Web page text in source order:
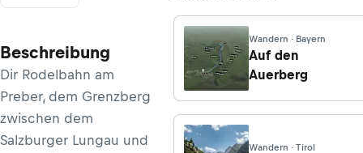
Beschreibung
Dir Rodelbahn am
Preber, dem Grenzberg
zwischen dem
Salzburger Lungau und
Wandern · Bayern
Auf den
Auerberg
Wandern · Tirol